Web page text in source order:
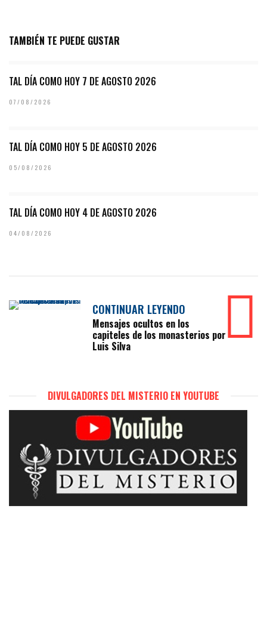
TAMBIÉN TE PUEDE GUSTAR
TAL DÍA COMO HOY 7 DE AGOSTO 2026
07/08/2026
TAL DÍA COMO HOY 5 DE AGOSTO 2026
05/08/2026
TAL DÍA COMO HOY 4 DE AGOSTO 2026
04/08/2026
CONTINUAR LEYENDO
Mensajes ocultos en los
capiteles de los monasterios por
Luis Silva
DIVULGADORES DEL MISTERIO EN YOUTUBE